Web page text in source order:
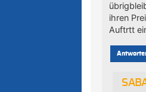
ihren
Auftrtt